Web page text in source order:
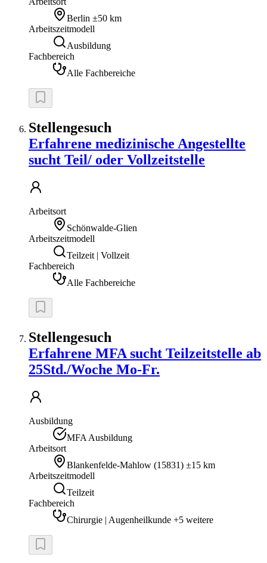
Berlin ±50 km
Arbeitszeitmodell
Ausbildung
Fachbereich
Alle Fachbereiche
Stellengesuch
Erfahrene medizinische Angestellte
sucht Teil/ oder Vollzeitstelle
Arbeitsort
Schönwalde-Glien
Arbeitszeitmodell
Teilzeit | Vollzeit
Fachbereich
Alle Fachbereiche
Stellengesuch
Erfahrene MFA sucht Teilzeitstelle ab
25Std./Woche Mo-Fr.
Ausbildung
MFA Ausbildung
Arbeitsort
Blankenfelde-Mahlow (15831) ±15 km
Arbeitszeitmodell
Teilzeit
Fachbereich
Chirurgie | Augenheilkunde +5 weitere